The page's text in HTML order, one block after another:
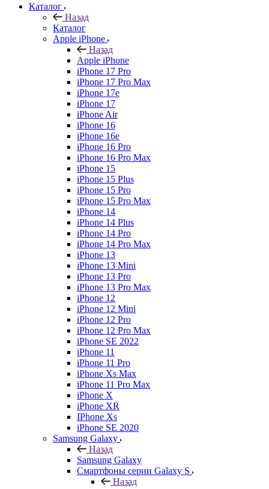
Каталог
Назад
Каталог
Apple iPhone
Назад
Apple iPhone
iPhone 17 Pro
iPhone 17 Pro Max
iPhone 17e
iPhone 17
iPhone Air
iPhone 16
iPhone 16e
iPhone 16 Pro
iPhone 16 Pro Max
iPhone 15
iPhone 15 Plus
iPhone 15 Pro
iPhone 15 Pro Max
iPhone 14
iPhone 14 Plus
iPhone 14 Pro
iPhone 14 Pro Max
iPhone 13
iPhone 13 Mini
iPhone 13 Pro
iPhone 13 Pro Max
iPhone 12
iPhone 12 Mini
iPhone 12 Pro
iPhone 12 Pro Max
iPhone SE 2022
iPhone 11
iPhone 11 Pro
iPhone Xs Max
iPhone 11 Pro Max
iPhone X
iPhone XR
IPhone Xs
iPhone SE 2020
Samsung Galaxy
Назад
Samsung Galaxy
Смартфоны серии Galaxy S
Назад